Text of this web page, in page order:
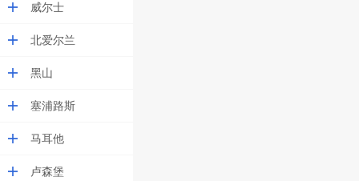
威尔士
北爱尔兰
黑山
塞浦路斯
马耳他
卢森堡